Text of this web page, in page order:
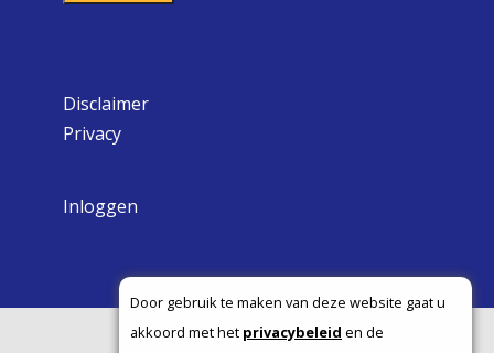
Door gebruik te maken van deze website gaat u
akkoord met het privacybeleid en de
Disclaimer
Privacy
Inloggen
Copyright ©